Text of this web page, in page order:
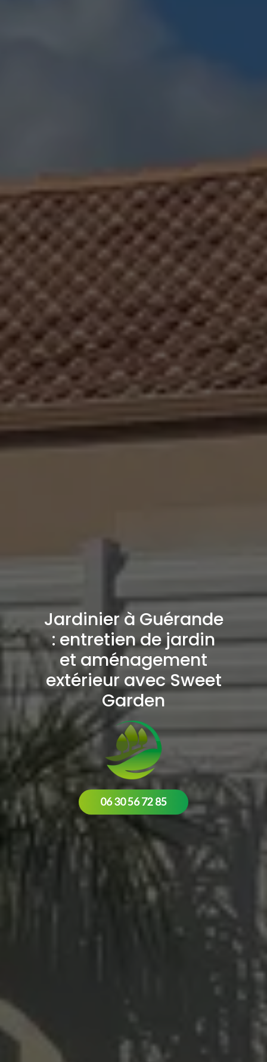
Jardinier à Guérande
: entretien de jardin
et aménagement
extérieur avec Sweet
Garden
06 30 56 72 85